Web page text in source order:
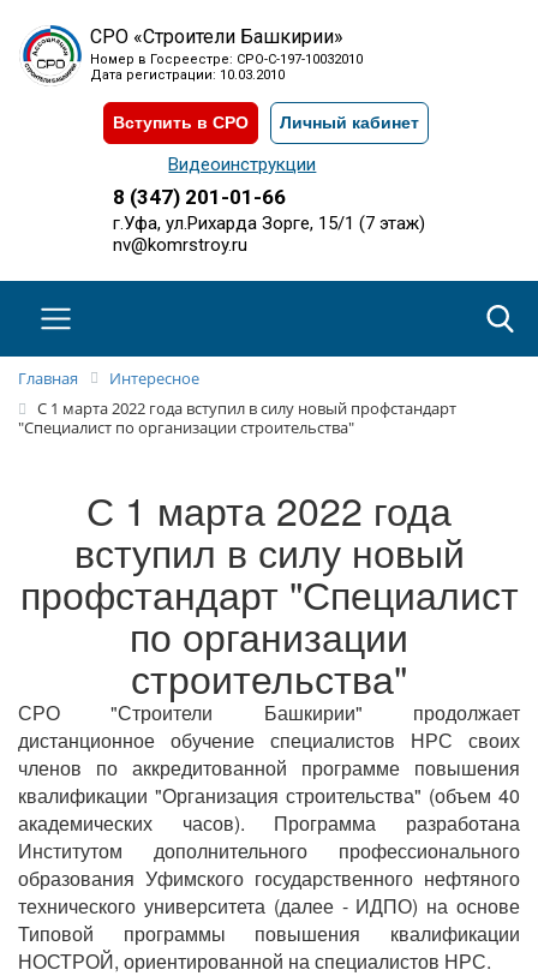
СРО «Строители Башкирии»
Номер в Госреестре: СРО-С-197-10032010
Дата регистрации: 10.03.2010
Вступить в СРО Личный кабинет
Видеоинструкции
8 (347) 201-01-66
г.Уфа, ул.Рихарда Зорге, 15/1 (7 этаж)
nv@komrstroy.ru
Главная
Интересное
С 1 марта 2022 года вступил в силу новый профстандарт
"Специалист по организации строительства"
С 1 марта 2022 года
вступил в силу новый
профстандарт "Специалист
по организации
строительства"
СРО "Строители Башкирии" продолжает
дистанционное обучение специалистов НРС своих
членов по аккредитованной программе повышения
квалификации "Организация строительства" (объем 40
академических часов). Программа разработана
Институтом дополнительного профессионального
образования Уфимского государственного нефтяного
технического университета (далее - ИДПО) на основе
Типовой программы повышения квалификации
НОСТРОЙ, ориентированной на специалистов НРС.